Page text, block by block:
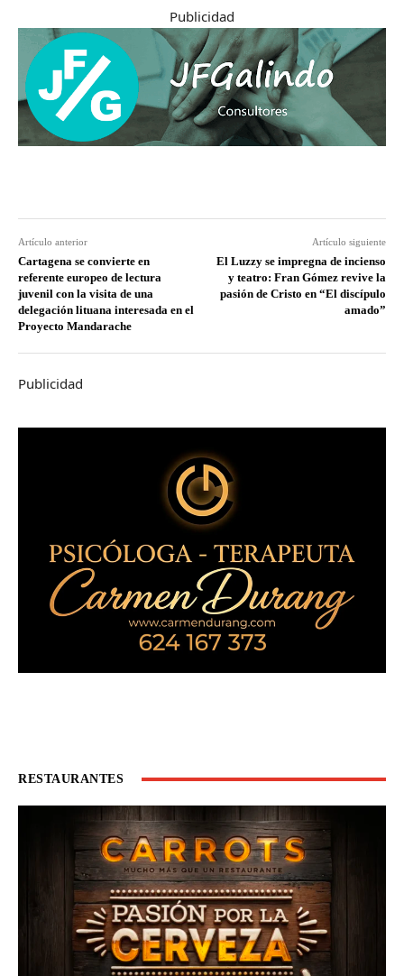
Publicidad
Artículo anterior
Cartagena se convierte en
referente europeo de lectura
juvenil con la visita de una
delegación lituana interesada en el
Proyecto Mandarache
Artículo siguiente
El Luzzy se impregna de incienso
y teatro: Fran Gómez revive la
pasión de Cristo en “El discípulo
amado”
Publicidad
RESTAURANTES